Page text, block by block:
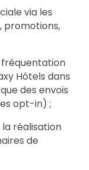
promotions,
Hôtels dans
des envois
opt-in) ;
de